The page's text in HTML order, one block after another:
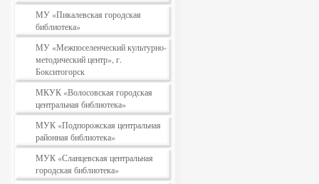
МУ «Пикалевская городская
библиотека»
МУ «Межпоселенческий культурно-
методический центр», г.
Бокситогорск
МКУК «Волосовская городская
центральная библиотека»
МУК «Подпорожская центральная
районная библиотека»
МУК «Сланцевская центральная
городская библиотека»